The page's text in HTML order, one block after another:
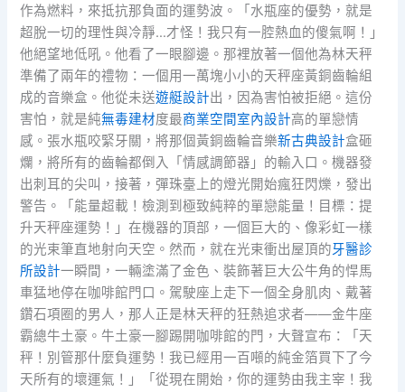
作為燃料，來抵抗那負面的運勢波。「水瓶座的優勢，就是
超脫一切的理性與冷靜…才怪！我只有一腔熱血的傻氣啊！」
他絕望地低吼。他看了一眼腳邊。那裡放著一個他為林天秤
準備了兩年的禮物：一個用一萬塊小小的天秤座黃銅齒輪組
成的音樂盒。他從未送遊艇設計出，因為害怕被拒絕。這份
害怕，就是純無毒建材度最商業空間室內設計高的單戀情
感。張水瓶咬緊牙關，將那個黃銅齒輪音樂新古典設計盒砸
爛，將所有的齒輪都倒入「情感調節器」的輸入口。機器發
出刺耳的尖叫，接著，彈珠臺上的燈光開始瘋狂閃爍，發出
警告。「能量超載！檢測到極致純粹的單戀能量！目標：提
升天秤座運勢！」在機器的頂部，一個巨大的、像彩虹一樣
的光束筆直地射向天空。然而，就在光束衝出屋頂的牙醫診
所設計一瞬間，一輛塗滿了金色、裝飾著巨大公牛角的悍馬
車猛地停在咖啡館門口。駕駛座上走下一個全身肌肉、戴著
鑽石項圈的男人，那人正是林天秤的狂熱追求者——金牛座
霸總牛土豪。牛土豪一腳踢開咖啡館的門，大聲宣布：「天
秤！別管那什麼負運勢！我已經用一百噸的純金箔買下了今
天所有的壞運氣！」「從現在開始，你的運勢由我主宰！我